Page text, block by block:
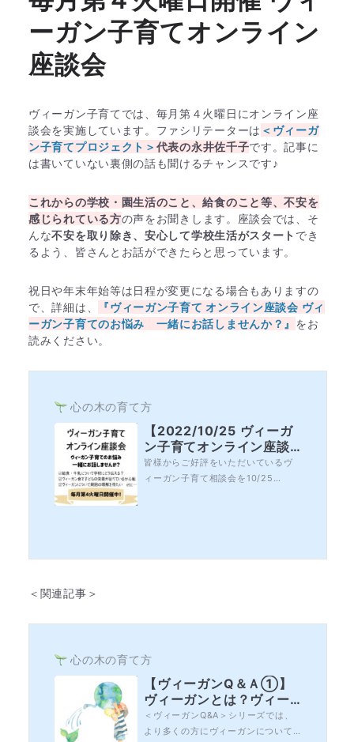
ーガン子育てオンライン
座談会
ヴィーガン子育てでは、毎月第４火曜日にオンライン座
談会を実施しています。ファシリテーターは ＜ヴィーガ
ン子育てプロジェクト＞ 代表の永井佐千子です。記事に
は書いていない裏側の話も聞けるチャンスです♪
これからの学校・園生活のこと、給食のこと等、不安を
感じられている方の声をお聞きします。座談会では、そ
んな不安を取り除き、安心して学校生活がスタート でき
るよう、皆さんとお話ができたらと思っています。
祝日や年末年始等は日程が変更になる場合もありますの
で、詳細は、
『ヴィーガン子育て オンライン座談会 ヴィ
ーガン子育てのお悩み 一緒にお話しませんか？』 をお
読みください。
心の木の育て方
【2022/10/25 ヴィーガ
ン子育てオンライン座談
会】～「子どもとの日々
の関わりで大切にしたい
皆様からご好評をいただいているヴ
ィーガン子育て相談会を10/25
永井佐千子が皆様のお悩みにお答え
＜関連記事＞
心の木の育て方
【ヴィーガンQ＆Ａ①】
ヴィーガンとは？ヴィー
ガンになると、どういう
効果があるの？
＜ヴィーガンQ&A＞シリーズでは、
より多くの方にヴィーガンについて